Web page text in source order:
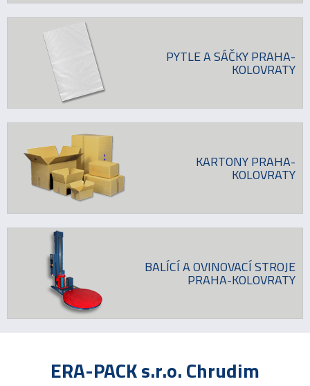
PYTLE A SÁČKY PRAHA-
KOLOVRATY
KARTONY PRAHA-
KOLOVRATY
BALÍCÍ A OVINOVACÍ STROJE
PRAHA-KOLOVRATY
ERA-PACK s.r.o. Chrudim